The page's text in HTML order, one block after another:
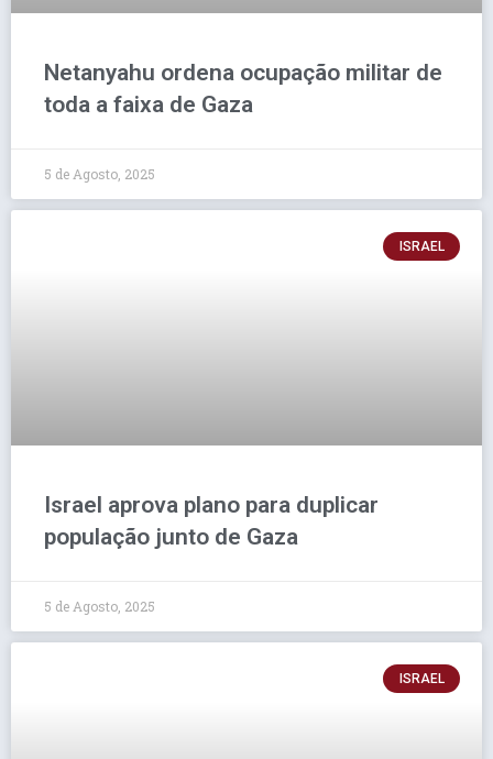
Netanyahu ordena ocupação militar de
toda a faixa de Gaza
5 de Agosto, 2025
ISRAEL
Israel aprova plano para duplicar
população junto de Gaza
5 de Agosto, 2025
ISRAEL